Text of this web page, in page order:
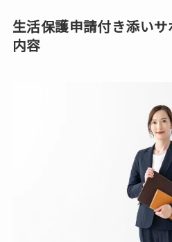
生活保護申請付き添い
内容